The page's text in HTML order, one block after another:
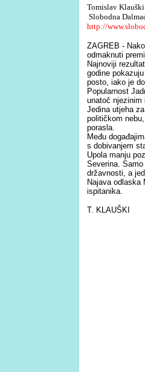
Tomislav Klauški
Slobodna
http://
ZAGREB -
odmaknuti
Najnoviji
godine
posto, iako je
Popularnost
unatoč njezinim
Jedina utjeha
političkom
porasla.
Među
s dobivanjem
Upola manju
Severina.
državnosti, a
Najava odlaska
ispitanika.
T. KLAUŠKI